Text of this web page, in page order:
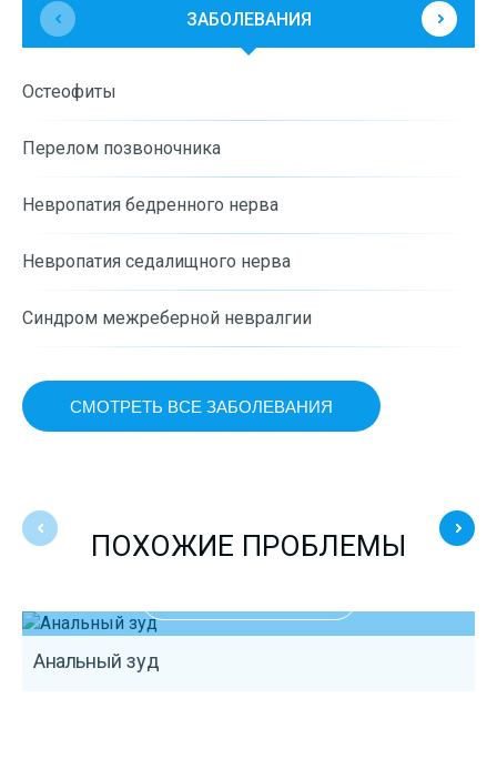
ЗАБОЛЕВАНИЯ
Остеофиты
Перелом позвоночника
Невропатия бедренного нерва
Невропатия седалищного нерва
Синдром межреберной невралгии
СМОТРЕТЬ ВСЕ ЗАБОЛЕВАНИЯ
ПОХОЖИЕ ПРОБЛЕМЫ
Анальный зуд